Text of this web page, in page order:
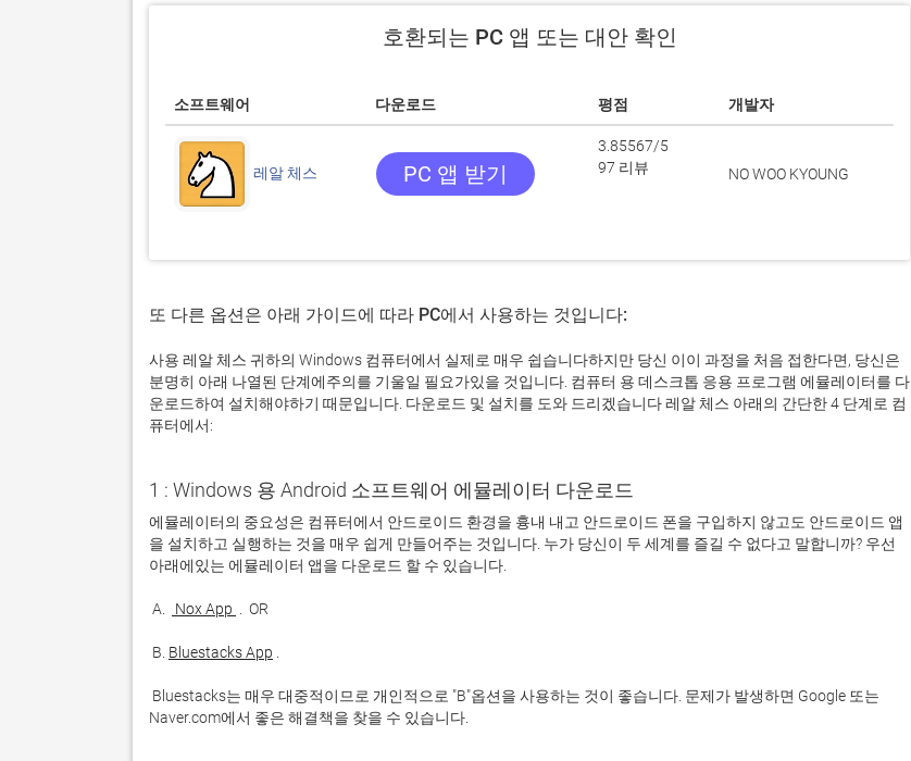
호환되는 PC 앱 또는 대안 확인
소프트웨어 다운로드 평점 개발자
레알 체스 PC 앱 받기
3.85567/5
97 리뷰
NO WOO KYOUNG
또 다른 옵션은 아래 가이드에 따라 PC에서 사용하는 것입니다:
사용 레알 체스 귀하의 Windows 컴퓨터에서 실제로 매우 쉽습니다하지만 당신 이이 과정을 처음 접한다면, 당신은
분명히 아래 나열된 단계에주의를 기울일 필요가있을 것입니다. 컴퓨터 용 데스크톱 응용 프로그램 에뮬레이터를 다
운로드하여 설치해야하기 때문입니다. 다운로드 및 설치를 도와 드리겠습니다 레알 체스 아래의 간단한 4 단계로 컴
퓨터에서:
1 : Windows 용 Android 소프트웨어 에뮬레이터 다운로드
에뮬레이터의 중요성은 컴퓨터에서 안드로이드 환경을 흉내 내고 안드로이드 폰을 구입하지 않고도 안드로이드 앱
을 설치하고 실행하는 것을 매우 쉽게 만들어주는 것입니다. 누가 당신이 두 세계를 즐길 수 없다고 말합니까? 우선
A. Nox App
B. Bluestacks App
Naver.com에서 좋은 해결책을 찾을 수 있습니다.